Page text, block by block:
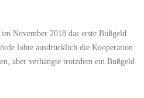
November 2018 das erste Bußgeld
lobte ausdrücklich die Kooperation
aber verhängte trotzdem ein Bußgeld